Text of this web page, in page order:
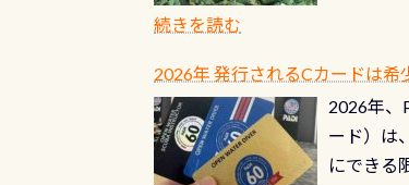
点検をす
8/31まで
ドライ
ませ 6月
る清流（
の「名水
ところで
続きを読む
2026年 発行されるCカードは
2026年、
ード）は
にできる